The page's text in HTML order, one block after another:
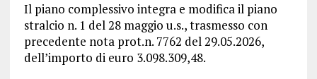
Il piano complessivo integra e modifica il piano
stralcio n. 1 del 28 maggio u.s., trasmesso con
precedente nota prot.n. 7762 del 29.05.2026,
dell’importo di euro 3.098.309,48.